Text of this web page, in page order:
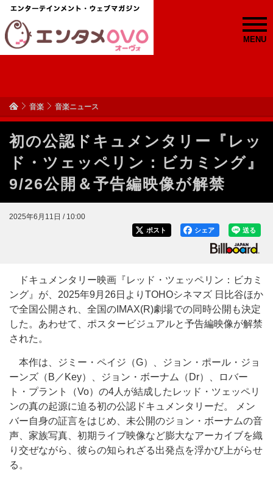
MENU
音楽 音楽ニュース
初の公認ドキュメンタリー『レッ
ド・ツェッペリン：ビカミング』
9/26公開＆予告編映像が解禁
2025年6月11日 / 10:00
送る
シェア
ポスト
ドキュメンタリー映画『レッド・ツェッペリン：ビカミ
ング』が、2025年9月26日よりTOHOシネマズ 日比谷ほか
で全国公開され、全国のIMAX(R)劇場での同時公開も決定
した。あわせて、ポスタービジュアルと予告編映像が解禁
された。
本作は、ジミー・ペイジ（G）、ジョン・ポール・ジョ
ーンズ（B／Key）、ジョン・ボーナム（Dr）、ロバー
ト・プラント（Vo）の4人が結成したレッド・ツェッペリ
ンの真の起源に迫る初の公認ドキュメンタリーだ。 メン
バー自身の証言をはじめ、未公開のジョン・ボーナムの音
声、家族写真、初期ライブ映像など膨大なアーカイブを織
り交ぜながら、彼らの知られざる出発点を浮かび上がらせ
る。